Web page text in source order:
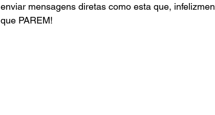
enviar mensagens diretas como esta que,
que PAREM!